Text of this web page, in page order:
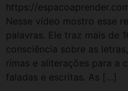
https://
Nesse vídeo mostro esse
palavras. Ele traz mais de
consciência sobre as
rimas e aliterações para a
faladas e escritas. As […]